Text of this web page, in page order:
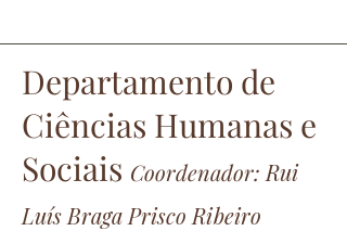
Departamento de
Ciências Humanas e
Sociais Coordenador: Rui
Luís Braga Prisco Ribeiro